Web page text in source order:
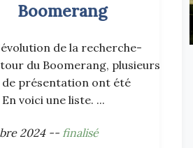
Boomerang
de la recherche-
du Boomerang, plusieurs
présentation ont été
voici une liste. ...
2024 -- finalisé